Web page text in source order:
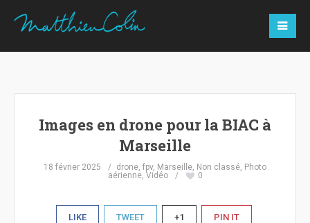
Images en drone pour la BIAC à
Marseille
18 février 2025 drone, fpv, Marseille, Non classé, Photo
aérienne, Vidéo 0
LIKE TWEET +1 PIN IT